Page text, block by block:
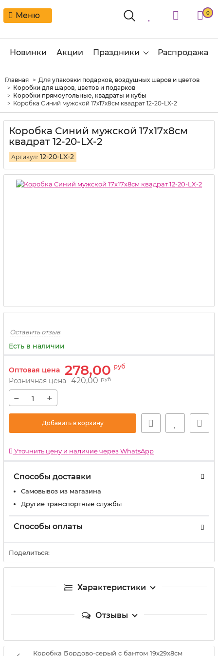
Меню 0
Новинки Акции Праздники Распродажа
Главная
Для упаковки подарков, воздушных шаров и цветов
Коробки для шаров, цветов и подарков
Коробки прямоугольные, квадраты и кубы
Коробка Синий мужской 17х17х8см квадрат 12-20-LX-2
Коробка Синий мужской 17х17х8см
квадрат 12-20-LX-2
Артикул: 12-20-LX-2
Оставить отзыв
Есть в наличии
Оптовая цена 278,00 руб
Розничная цена 420,00 руб
− +
Добавить в корзину
Уточнить цену и наличие через WhatsApp
Способы доставки
Самовывоз из магазина
Другие транспортные службы
Способы оплаты
Поделиться:
Характеристики
Отзывы
Коробка Бордово-серый с бантом 19х29х8см